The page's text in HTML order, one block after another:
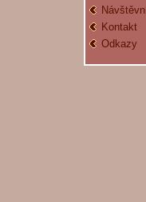
Kontakt
Odkazy